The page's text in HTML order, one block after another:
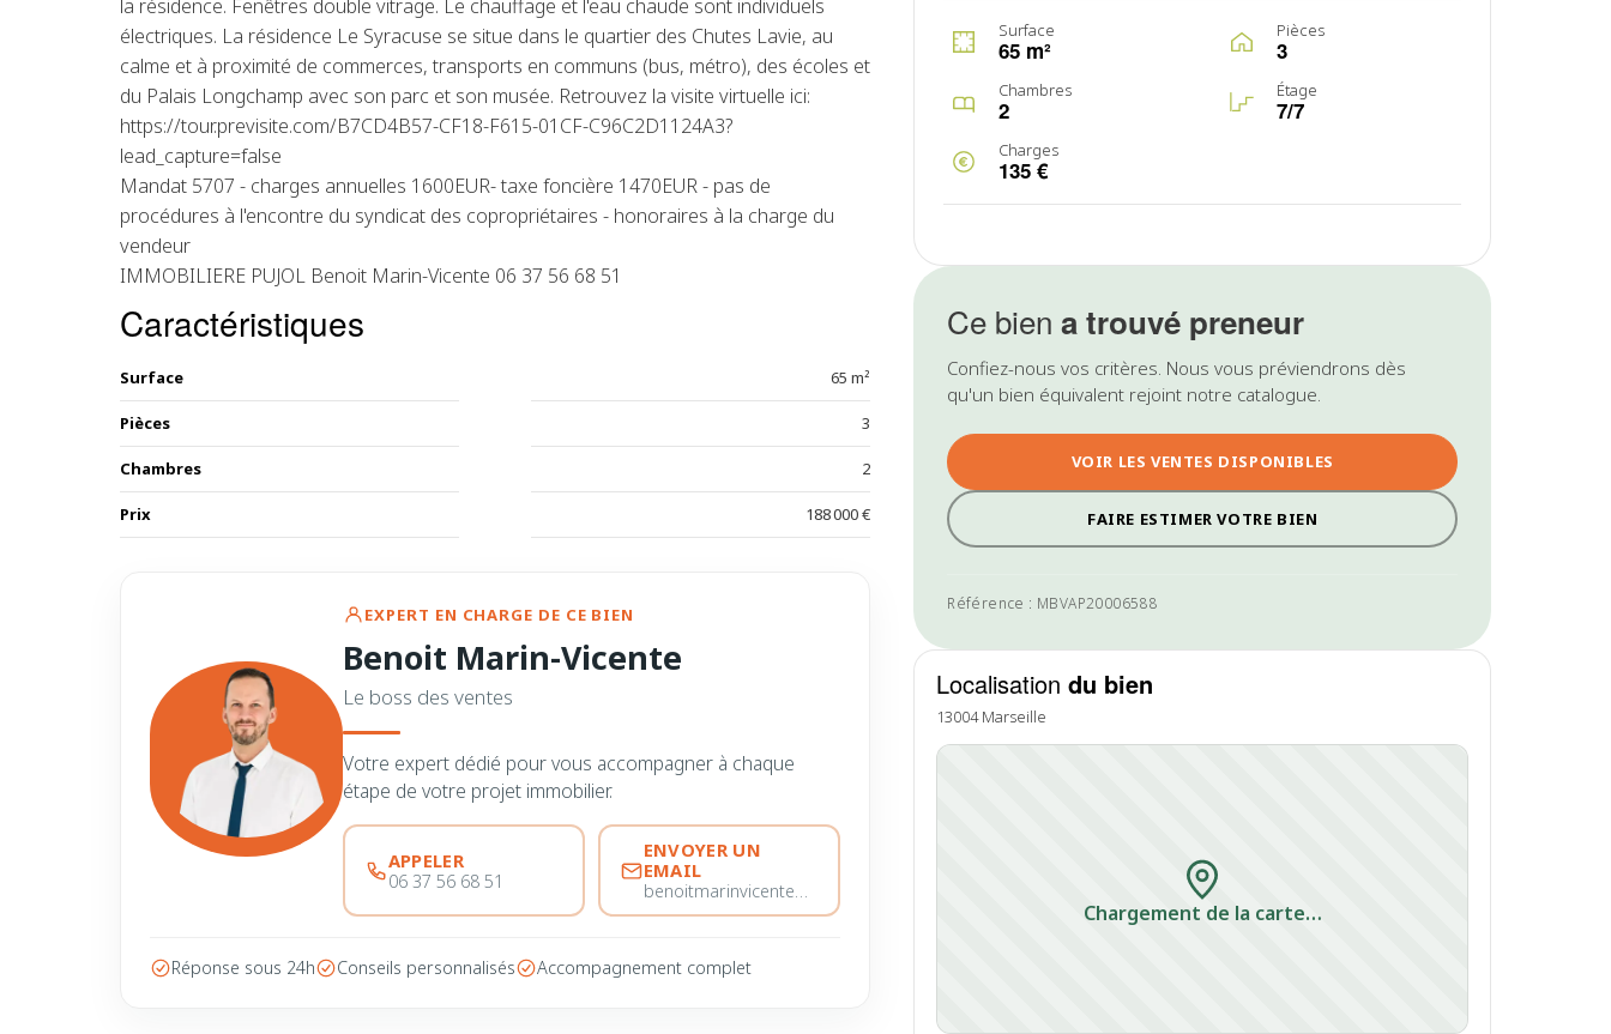
Surface
65 m²
Pièces
3
Chambres
2
Étage
7/7
Charges
135 €
Ce biena trouvé preneur
Confiez-nous vos critères. Nous vous préviendrons dès
qu'un bien équivalent rejoint notre catalogue.
VOIR LES VENTES DISPONIBLES
FAIRE ESTIMER VOTRE BIEN
Référence : MBVAP20006588
Localisationdu bien
13004 Marseille
Chargement de la carte…
la résidence. Fenêtres double vitrage. Le chauffage et l'eau chaude sont individuels
électriques. La résidence Le Syracuse se situe dans le quartier des Chutes Lavie, au
calme et à proximité de commerces, transports en communs (bus, métro), des écoles et
du Palais Longchamp avec son parc et son musée. Retrouvez la visite virtuelle ici:
https://tour.previsite.com/B7CD4B57-CF18-F615-01CF-C96C2D1124A3?
lead_capture=false
Mandat 5707 - charges annuelles 1600EUR- taxe foncière 1470EUR - pas de
procédures à l'encontre du syndicat des copropriétaires - honoraires à la charge du
vendeur
IMMOBILIERE PUJOL Benoit Marin-Vicente 06 37 56 68 51
Caractéristiques
Surface 65 m²
Pièces 3
Chambres 2
Prix 188 000 €
EXPERT EN CHARGE DE CE BIEN
Benoit Marin-Vicente
Le boss des ventes
Votre expert dédié pour vous accompagner à chaque
étape de votre projet immobilier.
APPELER
06 37 56 68 51
ENVOYER UN
EMAIL
benoitmarinvicente@immobiliere-pujol.fr
Réponse sous 24h Conseils personnalisés Accompagnement complet